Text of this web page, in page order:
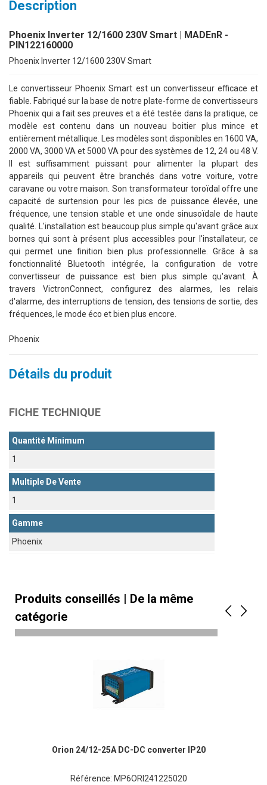
Description
Phoenix Inverter 12/1600 230V Smart | MADEnR -
PIN122160000
Phoenix Inverter 12/1600 230V Smart
Le convertisseur Phoenix Smart est un convertisseur efficace et
fiable. Fabriqué sur la base de notre plate-forme de convertisseurs
Phoenix qui a fait ses preuves et a été testée dans la pratique, ce
modèle est contenu dans un nouveau boitier plus mince et
entièrement métallique. Les modèles sont disponibles en 1600 VA,
2000 VA, 3000 VA et 5000 VA pour des systèmes de 12, 24 ou 48 V.
Il est suffisamment puissant pour alimenter la plupart des
appareils qui peuvent être branchés dans votre voiture, votre
caravane ou votre maison. Son transformateur toroïdal offre une
capacité de surtension pour les pics de puissance élevée, une
fréquence, une tension stable et une onde sinusoïdale de haute
qualité. L'installation est beaucoup plus simple qu'avant grâce aux
bornes qui sont à présent plus accessibles pour l'installateur, ce
qui permet une finition bien plus professionnelle. Grâce à sa
fonctionnalité Bluetooth intégrée, la configuration de votre
convertisseur de puissance est bien plus simple qu'avant. À
travers VictronConnect, configurez des alarmes, les relais
d'alarme, des interruptions de tension, des tensions de sortie, des
fréquences, le mode éco et bien plus encore.
Phoenix
Détails du produit
FICHE TECHNIQUE
Quantité Minimum
1
Multiple De Vente
1
Gamme
Phoenix
Produits conseillés | De la même
catégorie
Orion 24/12-25A DC-DC converter IP20
Référence: MP6ORI241225020